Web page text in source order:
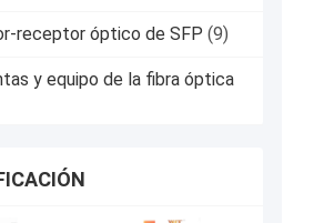
receptor óptico de SFP (9)
y equipo de la fibra óptica